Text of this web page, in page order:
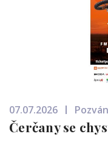
07.07.2026
Čerčany se